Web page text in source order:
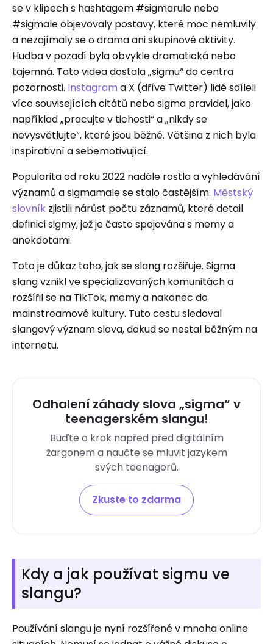
se v klipech s hashtagem #sigmarule nebo
#sigmale objevovaly postavy, které moc nemluvily
a nezajímaly se o drama ani skupinové aktivity.
Hudba v pozadí byla obvykle dramatická nebo
tajemná. Tato videa dostala „sigmu“ do centra
pozornosti. Instagram a X (dříve Twitter) lidé sdíleli
více souvisejících citátů nebo sigma pravidel, jako
například „pracujte v tichosti“ a „nikdy se
nevysvětlujte“, které jsou běžné. Většina z nich byla
inspirativní a sebemotivující.
Popularita od roku 2022 nadále rostla a vyhledávání
významů a sigmamale se stalo častějším. Městský
slovník zjistili nárůst počtu záznamů, které detail
definici sigmy, jež je často spojována s memy a
anekdotami.
Toto je důkaz toho, jak se slang rozšiřuje. Sigma
slang vznikl ve specializovaných komunitách a
rozšířil se na TikTok, memy a nakonec do
mainstreamové kultury. Tuto cestu sledoval
slangový význam slova, dokud se nestal běžným na
internetu.
Odhalení záhady slova „sigma“ v
teenagerském slangu!
Buďte o krok napřed před digitálním
žargonem a naučte se mluvit jazykem
svých teenagerů.
Zkuste to zdarma
Kdy a jak používat sigmu ve
slangu?
Používání slangu je nyní rozšířené v mnoha online